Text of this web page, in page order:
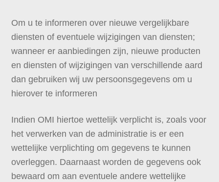
Om u te informeren over nieuwe vergelijkbare
diensten of eventuele wijzigingen van diensten;
wanneer er aanbiedingen zijn, nieuwe producten
en diensten of wijzigingen van verschillende aard
dan gebruiken wij uw persoonsgegevens om u
hierover te informeren
Indien OMI hiertoe wettelijk verplicht is, zoals voor
het verwerken van de administratie is er een
wettelijke verplichting om gegevens te kunnen
overleggen. Daarnaast worden de gegevens ook
bewaard om aan eventuele andere wettelijke